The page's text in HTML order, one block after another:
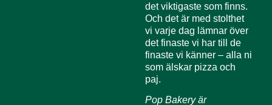
det viktigaste som finns.
Och det är med stolthet
vi varje dag lämnar över
det finaste vi har till de
finaste vi känner – alla ni
som älskar pizza och
paj.
Pop Bakery är